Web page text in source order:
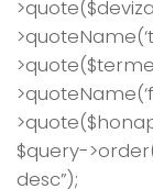
$query-
desc”);